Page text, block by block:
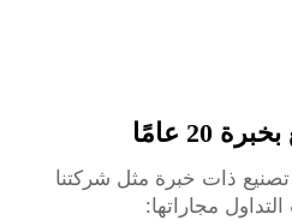
20 عامًا
ذات خبرة مثل شركتنا
مجاراتها: